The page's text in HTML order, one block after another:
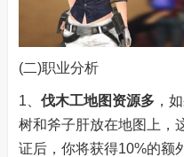
(二)职业分析
1、 伐木工地图资源多 ，
树和斧子肝放在地图上，
证后，你将获得10%的额